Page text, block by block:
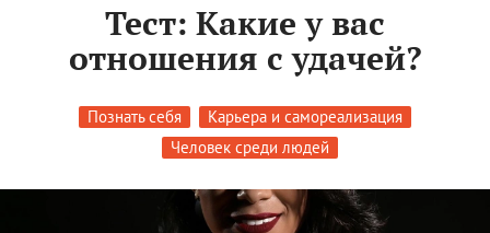
Тест: Какие у вас
отношения с удачей?
Познать себя
Карьера и самореализация
Человек среди людей